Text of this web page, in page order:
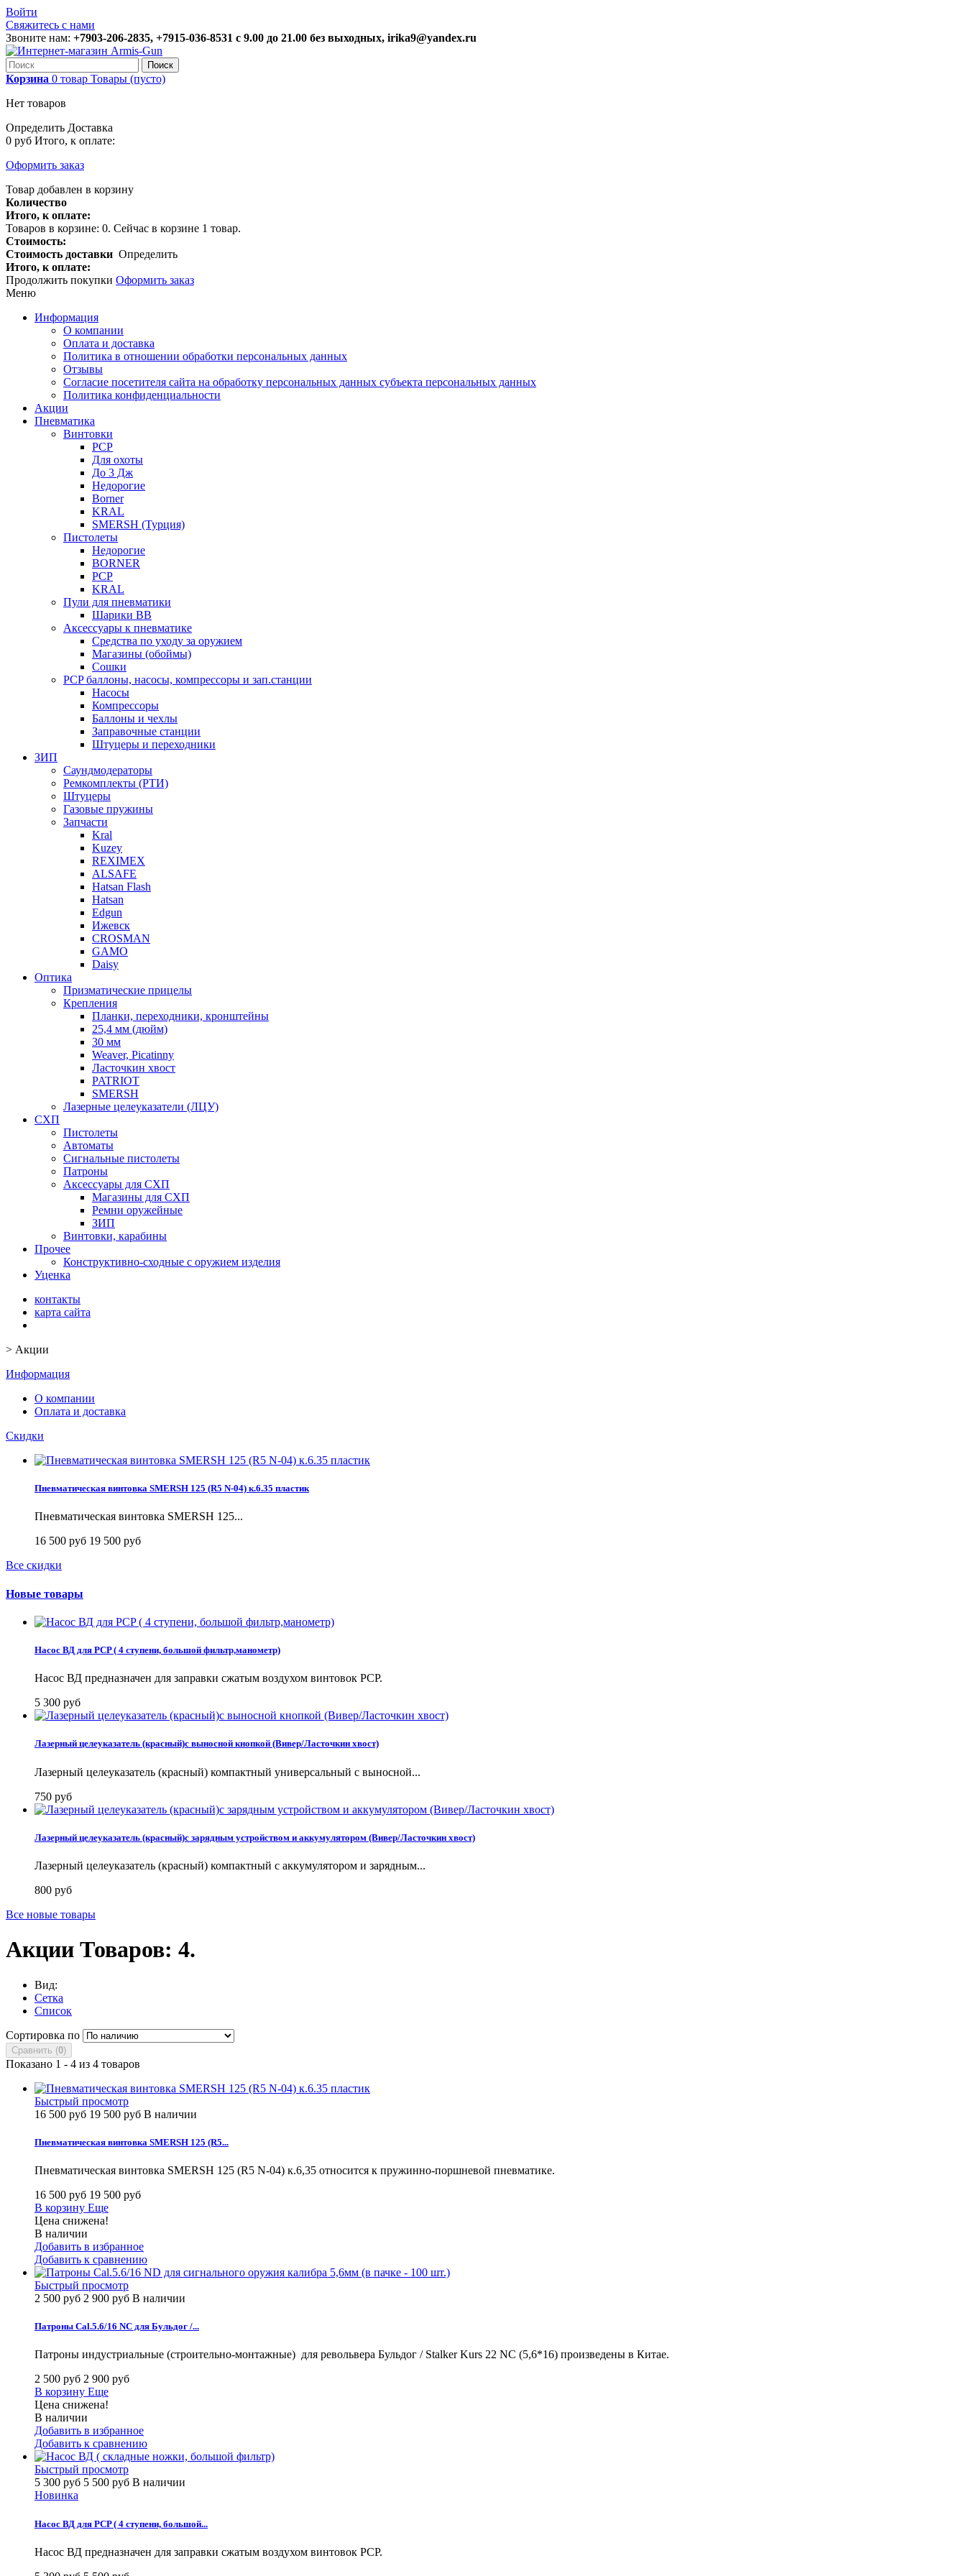
Войти
Свяжитесь с нами
Звоните нам: +7903-206-2835, +7915-036-8531 с 9.00 до 21.00 без выходных, irika9@yandex.ru
Поиск
Корзина 0 товар Товары (пусто)
Нет товаров
Определить Доставка
0 руб Итого, к оплате:
Оформить заказ
Товар добавлен в корзину
Количество
Итого, к оплате:
Товаров в корзине: 0. Сейчас в корзине 1 товар.
Стоимость:
Стоимость доставки Определить
Итого, к оплате:
Продолжить покупки Оформить заказ
Меню
Информация
О компании
Оплата и доставка
Политика в отношении обработки персональных данных
Отзывы
Согласие посетителя сайта на обработку персональных данных субъекта персональных данных
Политика конфиденциальности
Акции
Пневматика
Винтовки
PCP
Для охоты
До 3 Дж
Недорогие
Borner
KRAL
SMERSH (Турция)
Пистолеты
Недорогие
BORNER
PCP
KRAL
Пули для пневматики
Шарики BB
Аксессуары к пневматике
Средства по уходу за оружием
Магазины (обоймы)
Сошки
PCP баллоны, насосы, компрессоры и зап.станции
Насосы
Компрессоры
Баллоны и чехлы
Заправочные станции
Штуцеры и переходники
ЗИП
Саундмодераторы
Ремкомплекты (РТИ)
Штуцеры
Газовые пружины
Запчасти
Kral
Kuzey
REXIMEX
ALSAFE
Hatsan Flash
Hatsan
Edgun
Ижевск
CROSMAN
GAMO
Daisy
Оптика
Призматические прицелы
Крепления
Планки, переходники, кронштейны
25,4 мм (дюйм)
30 мм
Weaver, Picatinny
Ласточкин хвост
PATRIOT
SMERSH
Лазерные целеуказатели (ЛЦУ)
СХП
Пистолеты
Автоматы
Сигнальные пистолеты
Патроны
Аксессуары для СХП
Магазины для СХП
Ремни оружейные
ЗИП
Винтовки, карабины
Прочее
Конструктивно-сходные с оружием изделия
Уценка
контакты
карта сайта
> Акции
Информация
О компании
Оплата и доставка
Скидки
Пневматическая винтовка SMERSH 125 (R5 N-04) к.6.35 пластик
Пневматическая винтовка SMERSH 125...
16 500 руб 19 500 руб
Все скидки
Новые товары
Насос ВД для PCP ( 4 ступени, большой фильтр,манометр)
Насос ВД предназначен для заправки сжатым воздухом винтовок PCP.
5 300 руб
Лазерный целеуказатель (красный)с выносной кнопкой (Вивер/Ласточкин хвост)
Лазерный целеуказатель (красный) компактный универсальный с выносной...
750 руб
Лазерный целеуказатель (красный)с зарядным устройством и аккумулятором (Вивер/Ласточкин хвост)
Лазерный целеуказатель (красный) компактный с аккумулятором и зарядным...
800 руб
Все новые товары
Акции Товаров: 4.
Вид:
Сетка
Список
Сортировка по
Сравнить (0)
Показано 1 - 4 из 4 товаров
Быстрый просмотр
16 500 руб 19 500 руб В наличии
Пневматическая винтовка SMERSH 125 (R5...
Пневматическая винтовка SMERSH 125 (R5 N-04) к.6,35 относится к пружинно-поршневой пневматике.
16 500 руб 19 500 руб
В корзину Еще
Цена снижена!
В наличии
Добавить в избранное
Добавить к сравнению
Быстрый просмотр
2 500 руб 2 900 руб В наличии
Патроны Cal.5.6/16 NC для Бульдог /...
Патроны индустриальные (строительно-монтажные) для револьвера Бульдог / Stalker Kurs 22 NC (5,6*16) произведены в Китае.
2 500 руб 2 900 руб
В корзину Еще
Цена снижена!
В наличии
Добавить в избранное
Добавить к сравнению
Быстрый просмотр
5 300 руб 5 500 руб В наличии
Новинка
Насос ВД для PCP ( 4 ступени, большой...
Насос ВД предназначен для заправки сжатым воздухом винтовок PCP.